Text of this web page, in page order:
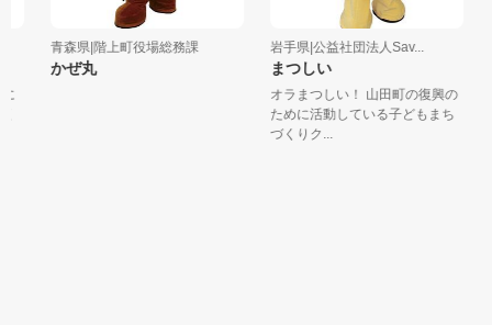
青森県|階上町役場総務課
かぜ丸
岩手県|公益社団法人Sav...
まつしい
オラまつしい！ 山田町の復興の
ために活動している子どもまち
づくりク...